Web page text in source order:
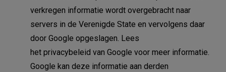
verkregen informatie wordt overgebracht naar
servers in de Verenigde State en vervolgens daar
door Google opgeslagen. Lees
het privacybeleid van Google voor meer informatie.
Google kan deze informatie aan derden